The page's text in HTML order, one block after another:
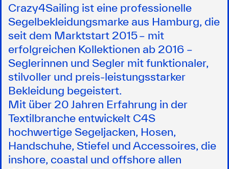
Crazy4Sailing ist eine professionelle
Segelbekleidungsmarke aus Hamburg, die
seit dem Marktstart 2015 – mit
erfolgreichen Kollektionen ab 2016 –
Seglerinnen und Segler mit funktionaler,
stilvoller und preis‑leistungsstarker
Bekleidung begeistert.
Mit über 20 Jahren Erfahrung in der
Textilbranche entwickelt C4S
hochwertige Segeljacken, Hosen,
Handschuhe, Stiefel und Accessoires, die
inshore, coastal und offshore allen